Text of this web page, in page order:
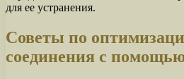
для ее устранения.
Советы по
соединения с